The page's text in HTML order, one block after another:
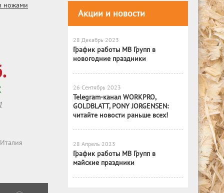
ножами
Италия
Акции и новости
28 Декабрь 2023
График работы МВ Групп в
новогодние праздники
26 Сентябрь 2023
Telegram-канал WORKPRO,
GOLDBLATT, PONY JORGENSEN:
читайте новости раньше всех!
28 Апрель 2023
График работы МВ Групп в
майские праздники